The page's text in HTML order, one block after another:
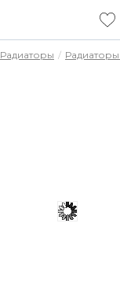
Радиаторы